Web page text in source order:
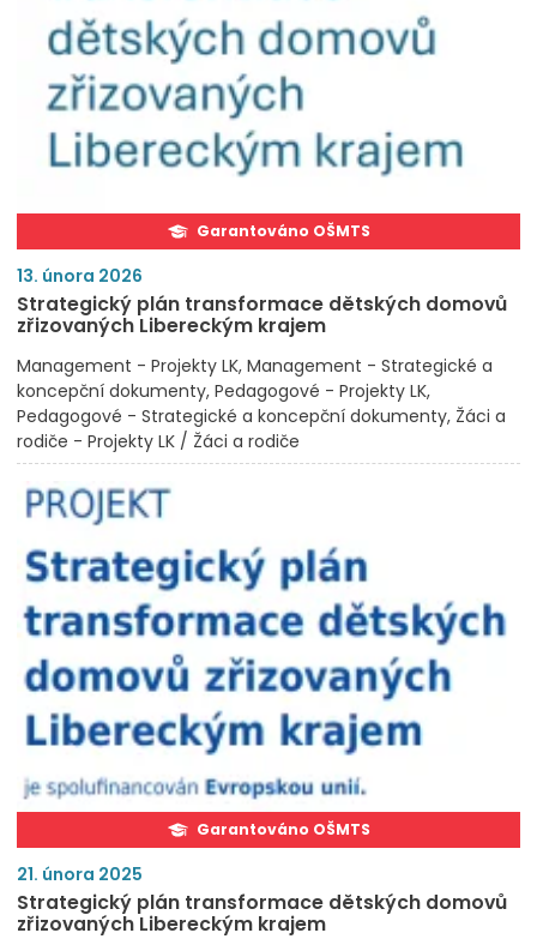
Garantováno OŠMTS
13. února 2026
Strategický plán transformace dětských domovů
zřizovaných Libereckým krajem
Management - Projekty LK Management - Strategické a
koncepční dokumenty Pedagogové - Projekty LK
Pedagogové - Strategické a koncepční dokumenty Žáci a
rodiče - Projekty LK / Žáci a rodiče
Garantováno OŠMTS
21. února 2025
Strategický plán transformace dětských domovů
zřizovaných Libereckým krajem